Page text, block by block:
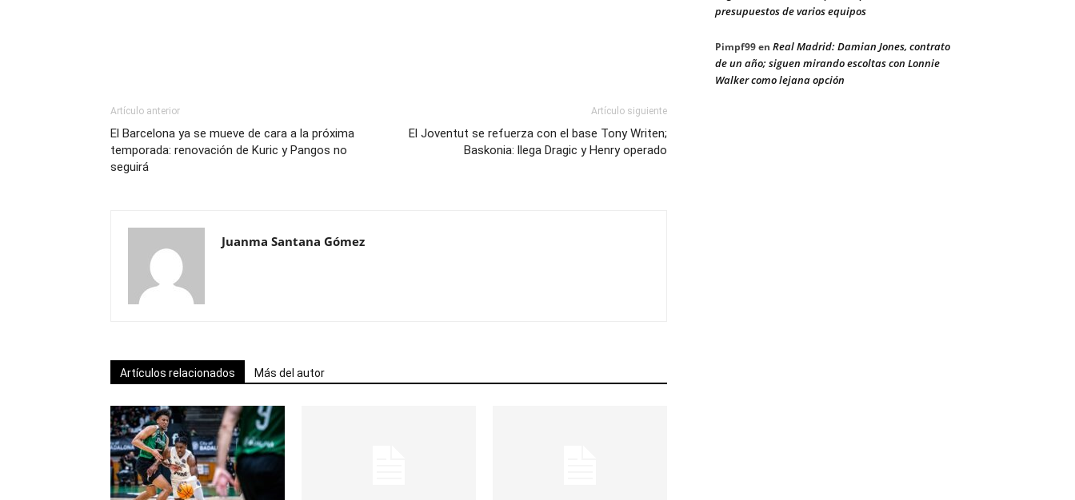
Artículo anterior
El Barcelona ya se mueve de cara a la próxima
temporada: renovación de Kuric y Pangos no
seguirá
Artículo siguiente
El Joventut se refuerza con el base Tony Writen;
Baskonia: llega Dragic y Henry operado
Juanma Santana Gómez
Artículos relacionados Más del autor
presupuestos de varios equipos
Pimpf99en Real Madrid: Damian Jones, contrato
de un año; siguen mirando escoltas con Lonnie
Walker como lejana opción